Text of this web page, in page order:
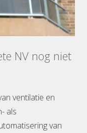
NV nog niet
ventilatie en
als
van